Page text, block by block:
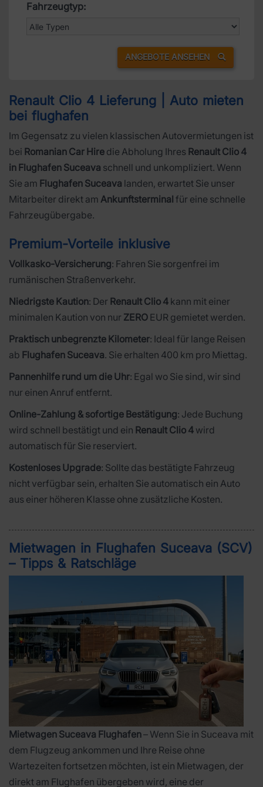
Fahrzeugtyp:
ANGEBOTE ANSEHEN
Renault Clio 4 Lieferung | Auto mieten
bei flughafen
Im Gegensatz zu vielen klassischen Autovermietungen ist
bei Romanian Car Hire die Abholung Ihres Renault Clio 4
in Flughafen Suceava schnell und unkompliziert. Wenn
Sie am Flughafen Suceava landen, erwartet Sie unser
Mitarbeiter direkt am Ankunftsterminal für eine schnelle
Fahrzeugübergabe.
Premium-Vorteile inklusive
Vollkasko-Versicherung: Fahren Sie sorgenfrei im
rumänischen Straßenverkehr.
Niedrigste Kaution: Der Renault Clio 4 kann mit einer
minimalen Kaution von nur ZERO EUR gemietet werden.
Praktisch unbegrenzte Kilometer: Ideal für lange Reisen
ab Flughafen Suceava. Sie erhalten 400 km pro Miettag.
Pannenhilfe rund um die Uhr: Egal wo Sie sind, wir sind
nur einen Anruf entfernt.
Online-Zahlung & sofortige Bestätigung: Jede Buchung
wird schnell bestätigt und ein Renault Clio 4 wird
automatisch für Sie reserviert.
Kostenloses Upgrade: Sollte das bestätigte Fahrzeug
nicht verfügbar sein, erhalten Sie automatisch ein Auto
aus einer höheren Klasse ohne zusätzliche Kosten.
Mietwagen in Flughafen Suceava (SCV)
– Tipps & Ratschläge
Mietwagen Suceava Flughafen– Wenn Sie in Suceava mit
dem Flugzeug ankommen und Ihre Reise ohne
Wartezeiten fortsetzen möchten, ist ein Mietwagen, der
direkt am Flughafen übergeben wird, eine der